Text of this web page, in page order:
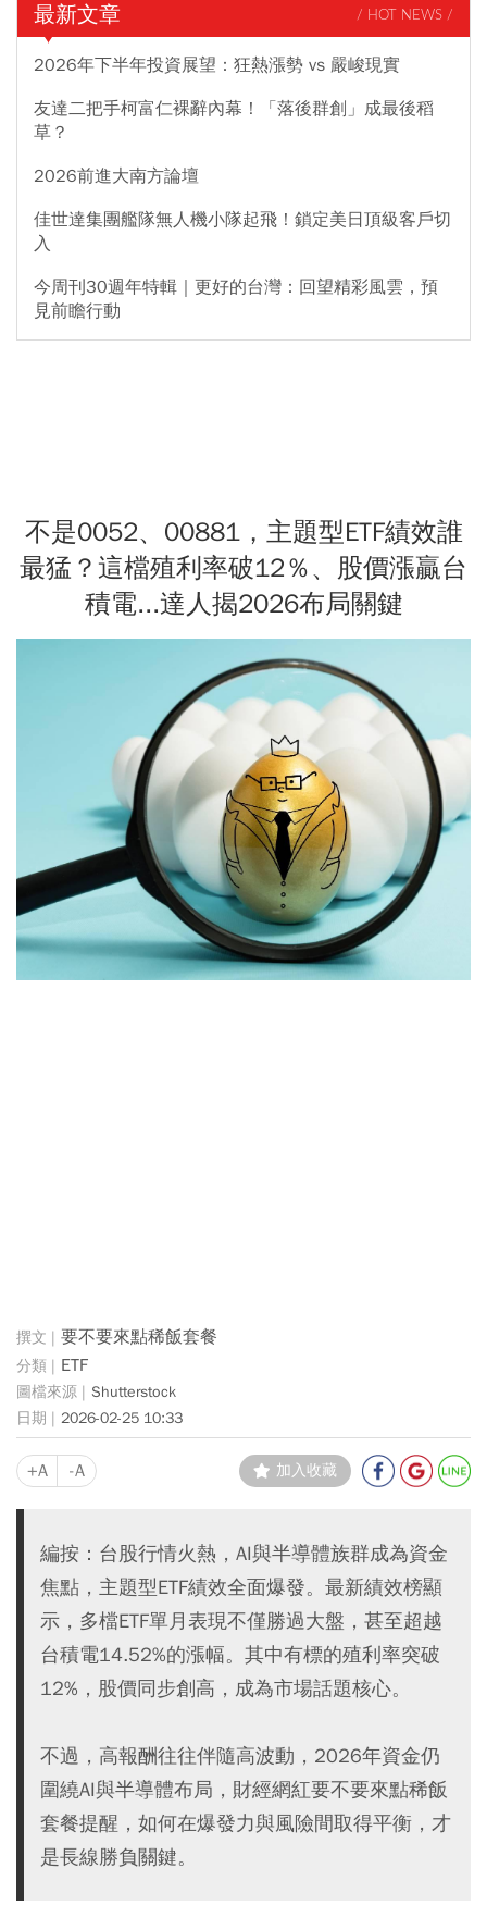
最新文章 / HOT NEWS /
2026年下半年投資展望：狂熱漲勢 vs 嚴峻現實
友達二把手柯富仁裸辭內幕！「落後群創」成最後稻
草？
2026前進大南方論壇
佳世達集團艦隊無人機小隊起飛！鎖定美日頂級客戶切
入
今周刊30週年特輯｜更好的台灣：回望精彩風雲，預
見前瞻行動
不是0052、00881，主題型ETF績效誰
最猛？這檔殖利率破12％、股價漲贏台
積電...達人揭2026布局關鍵
要不要來點稀飯套餐
ETF
Shutterstock
2026-02-25 10:33
+A -A 加入收藏
編按：台股行情火熱，AI與半導體族群成為資金
焦點，主題型ETF績效全面爆發。最新績效榜顯
示，多檔ETF單月表現不僅勝過大盤，甚至超越
台積電14.52%的漲幅。其中有標的殖利率突破
12%，股價同步創高，成為市場話題核心。
不過，高報酬往往伴隨高波動，2026年資金仍
圍繞AI與半導體布局，財經網紅要不要來點稀飯
套餐提醒，如何在爆發力與風險間取得平衡，才
是長線勝負關鍵。